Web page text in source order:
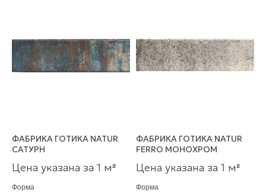
ФАБРИКА ГОТИКА NATUR
САТУРН
Цена указана за 1 м²
Форма
ФАБРИКА ГОТИКА NATUR
FERRO МОНОХРОМ
Цена указана за 1 м²
Форма